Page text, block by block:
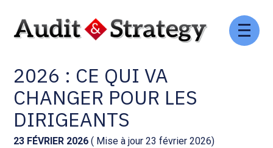
Aller
Comptabilité et conseil
Social et ressources humaines
Assistance juridique
Pilotage d’entreprise
Gestion des documents : ISuite
Tenue de votre comptabilité :
ACD
Facturation et pilotage :
EVOLIZ
2026 : CE QUI VA
CHANGER POUR LES
DIRIGEANTS
23 FÉVRIER 2026 ( Mise à jour 23 février 2026)